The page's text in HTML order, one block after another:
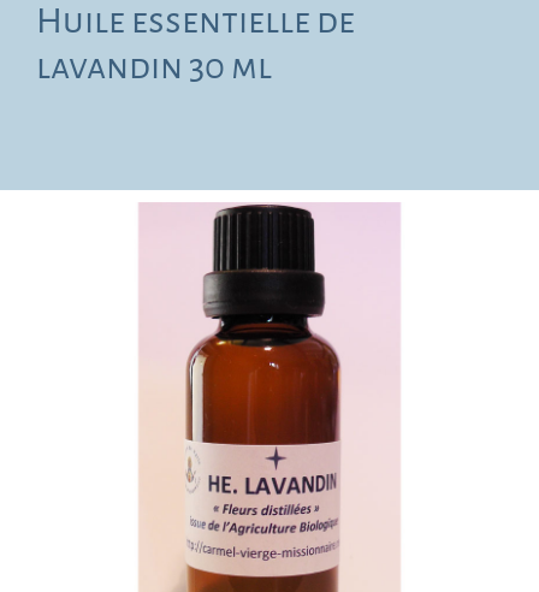
Huile essentielle de
lavandin 30 ml